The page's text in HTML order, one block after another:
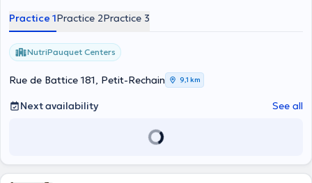
Practice 1Practice 2Practice 3
NutriPauquet Centers
Rue de Battice 181, Petit-Rechain 9,1 km
Next availability See all